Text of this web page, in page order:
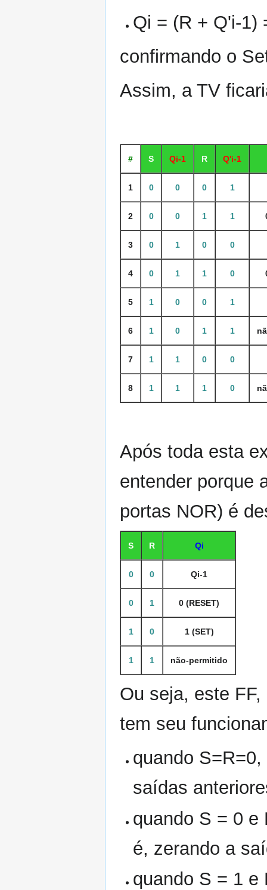
Qi = (R + Q'i-1)
confirmando o
Assim, a TV
# S Qi-1 R Q'i-1
1 0 0 0 1
2 0 0 1 1
3 0 1 0 0
4 0 1 1 0
5 1 0 0 1
6 1 0 1 1
7 1 1 0 0
8 1 1 1 0
Após toda esta
entender porque
portas NOR) é
S R Qi
0 0 Qi-1
0 1 0 (RESET)
1 0 1 (SET)
1 1 não-permitido
Ou seja, este
tem seu
quando
saídas
quando S = 0
é, zerando a
quando S = 1